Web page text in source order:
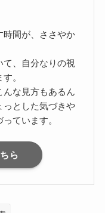
時間が、ささやか
、自分なりの視
。
んな見方もあるん
っとした気づきや
ています。
ら